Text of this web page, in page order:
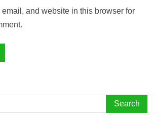
email, and website in this browser for